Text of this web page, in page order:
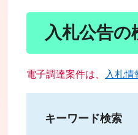
入札公告の
電子調達案件は、 入札情
キーワード検索